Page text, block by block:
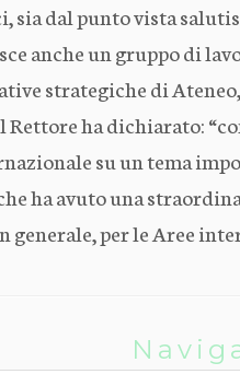
dal punto vista
anche un gruppo di
strategiche di
ha dichiarato:
su un tema
ha avuto una
per le Aree